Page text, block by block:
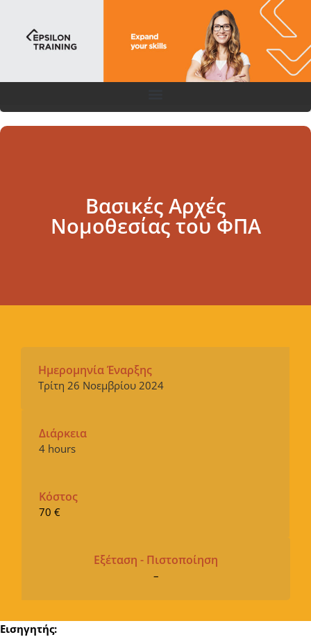
Βασικές Αρχές
Νομοθεσίας του ΦΠΑ
Ημερομηνία Έναρξης
Τρίτη 26 Νοεμβρίου 2024
Διάρκεια
4 hours
Κόστος
70 €
Εξέταση - Πιστοποίηση
–
Εισηγητής: